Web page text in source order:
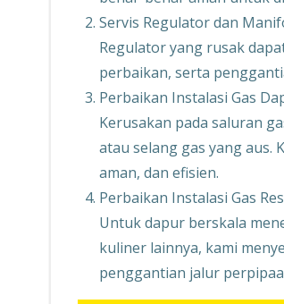
Servis Regulator dan
Regulator yang rusak
perbaikan, serta
Perbaikan Instalasi Gas
Kerusakan pada saluran
atau selang gas yang aus.
aman, dan efisien.
Perbaikan Instalasi Gas
Untuk dapur berskala
kuliner lainnya, kami
penggantian jalur